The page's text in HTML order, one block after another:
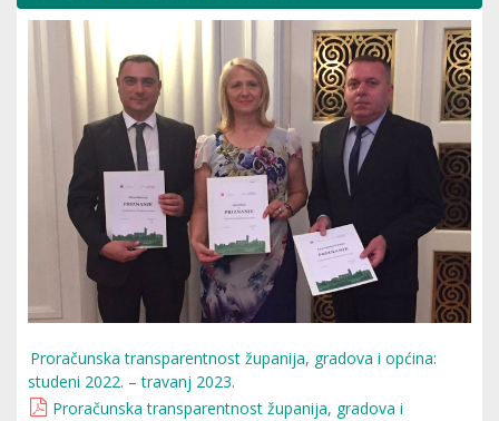
Proračunska transparentnost županija, gradova i općina:
studeni 2022. – travanj 2023.
Proračunska transparentnost županija, gradova i